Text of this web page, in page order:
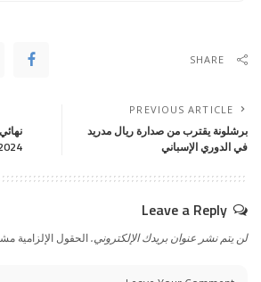
SHARE
PREVIOUS ARTICLE
برشلونة يقترب من صدارة ريال مدريد
في الدوري الإسباني
2024» بين البرازيل وإيطاليا
Leave a Reply
لن يتم نشر عنوان بريدك الإلكتروني.الحقول الإلزامية